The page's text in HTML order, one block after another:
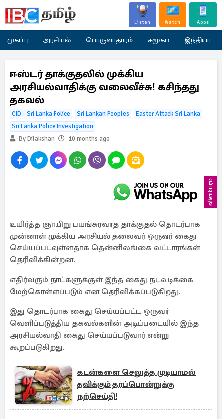
Listen Watch Apps
முகப்பு அரசியல் பொருளாதாரம் சமூகம் இந்தியா
ஈஸ்டர் தாக்குதலில் முக்கிய
அரசியல்வாதிக்கு வலைவீச்சு! கசிந்தது
தகவல்
CID - Sri Lanka Police Sri Lankan Peoples
Easter Attack Sri Lanka
Sri Lanka Police Investigation
By Dilakshan
10 months ago
விளம்பரம்
உயிர்த்த ஞாயிறு பயங்கரவாத தாக்குதல் தொடர்பாக
முன்னாள் முக்கிய அரசியல் தலைவர் ஒருவர் கைது
செய்யப்படவுள்ளதாக தென்னிலங்கை வட்டாரங்கள்
தெரிவிக்கின்றன.
எதிர்வரும் நாட்களுக்குள் இந்த கைது நடவடிக்கை
மேற்கொள்ளப்படும் என தெரிவிக்கப்படுகிறது.
இது தொடர்பாக கைது செய்யப்பட்ட ஒருவர்
வெளிப்படுத்திய தகவல்களின் அடிப்படையில் இந்த
அரசியல்வாதி கைது செய்யப்படுவார் என்று
கூறப்படுகிறது.
கடன்களை செலுத்த முடியாமல்
தவிக்கும் தரப்பொன்றுக்கு
நற்செய்தி!